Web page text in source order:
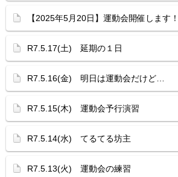
【2025年5月20日】運動会開催します！
R7.5.17(土) 延期の１日
R7.5.16(金) 明日は運動会だけど…
R7.5.15(木) 運動会予行演習
R7.5.14(水) てるてる坊主
R7.5.13(火) 運動会の練習